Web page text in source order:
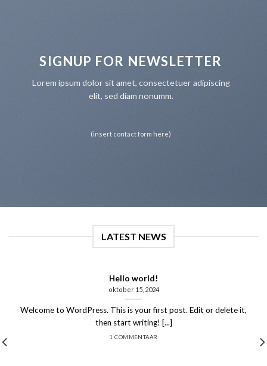
SIGNUP FOR NEWSLETTER
Lorem ipsum dolor sit amet, consectetuer adipiscing
elit, sed diam nonumm.
(insert contact form here)
LATEST NEWS
Hello world!
oktober 15, 2024
Welcome to WordPress. This is your first post. Edit or delete it,
then start writing! [...]
1 COMMENTAAR